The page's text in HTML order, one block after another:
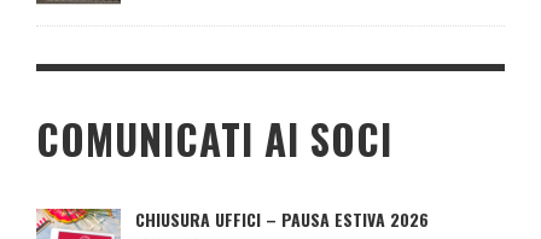
COMUNICATI AI SOCI
CHIUSURA UFFICI – PAUSA ESTIVA 2026